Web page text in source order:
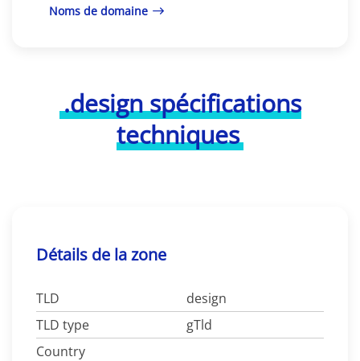
Noms de domaine
.design spécifications
techniques
Détails de la zone
TLD
design
TLD type
gTld
Country